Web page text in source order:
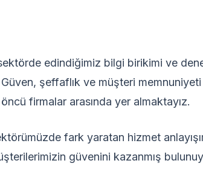
edindiğimiz bilgi birikimi ve
şeffaflık ve müşteri
firmalar arasında yer almaktayız.
fark yaratan hizmet
güvenini kazanmış